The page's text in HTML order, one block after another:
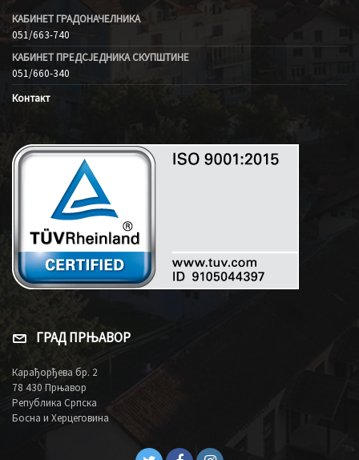
КАБИНЕТ ГРАДОНАЧЕЛНИКА
051/663-740
КАБИНЕТ ПРЕДСЈЕДНИКА СКУПШТИНЕ
051/660-340
Контакт
ГРАД ПРЊАВОР
Карађорђева бр. 2
78 430 Прњавор
Република Српска
Босна и Херцеговина